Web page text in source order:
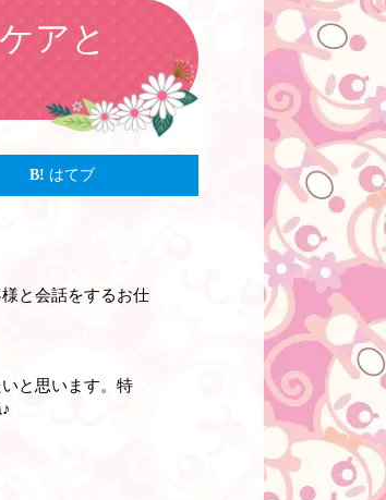
アと
はてブ
と会話をするお仕
と思います。特